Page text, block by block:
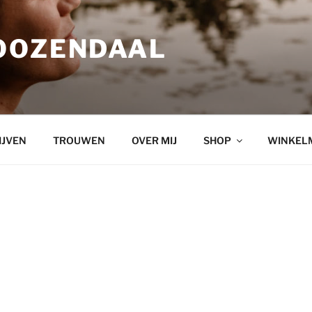
TROUWEN OVER MIJ SHOP